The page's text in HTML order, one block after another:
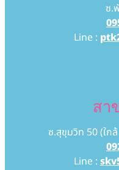
ซ.
Line :
สา
ซ.สุขุมวิท 50 (ใก
Line :